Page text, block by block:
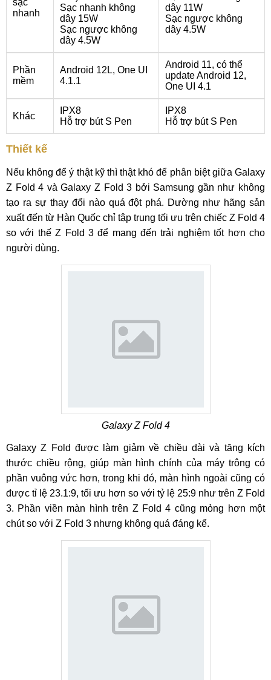
sạc
nhanh
Sạc nhanh không
dây 15W
Sạc ngược không
dây 4.5W
dây 11W
Sạc ngược không
dây 4.5W
Phần
mềm
Android 12L, One UI
4.1.1
Android 11, có thể
update Android 12,
One UI 4.1
Khác
IPX8
Hỗ trợ bút S Pen
IPX8
Hỗ trợ bút S Pen
Thiết kế
Nếu không để ý thật kỹ thì thật khó để phân biệt giữa Galaxy
Z Fold 4 và Galaxy Z Fold 3 bởi Samsung gần như không
tạo ra sự thay đổi nào quá đột phá. Dường như hãng sản
xuất đến từ Hàn Quốc chỉ tập trung tối ưu trên chiếc Z Fold 4
so với thế Z Fold 3 để mang đến trải nghiệm tốt hơn cho
người dùng.
Galaxy Z Fold 4
Galaxy Z Fold được làm giảm về chiều dài và tăng kích
thước chiều rộng, giúp màn hình chính của máy trông có
phần vuông vức hơn, trong khi đó, màn hình ngoài cũng có
được tỉ lệ 23.1:9, tối ưu hơn so với tỷ lệ 25:9 như trên Z Fold
3. Phần viền màn hình trên Z Fold 4 cũng mỏng hơn một
chút so với Z Fold 3 nhưng không quá đáng kể.